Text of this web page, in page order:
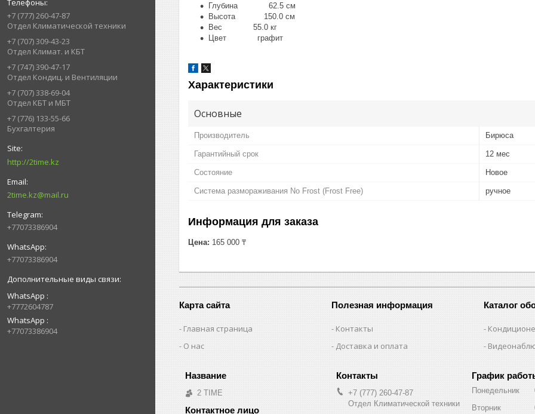
+7 (777) 260-47-87
Отдел Климатической техники
+7 (707) 309-43-23
Отдел Климат. и КБТ
+7 (747) 390-47-17
Отдел Кондиц. и Вентиляции
+7 (707) 338-69-04
Отдел КБТ и МБТ
+7 (776) 133-55-66
Бухгалтерия
http://2time.kz
2time.kz@mail.ru
+77073386904
+77073386904
WhatsApp
+7772604787
WhatsApp
+77073386904
Глубина 62.5 см
Высота 150.0 см
Вес 55.0 кг
Цвет графит
Характеристики
Основные
Производитель Бирюса
Гарантийный срок 12 мес
Состояние Новое
Система размораживания No Frost (Frost Free) ручное
Информация для заказа
Цена: 165 000 ₸
Карта сайта
Главная страница
О нас
Полезная информация
Контакты
Доставка и оплата
Каталог
2 TIME
+7 (777) 260-47-87
Отдел Климатической техники
График
Понедельник
Вторник